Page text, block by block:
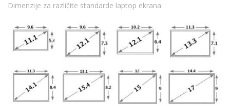
Dimenzije za različite standarde laptop ekrana: